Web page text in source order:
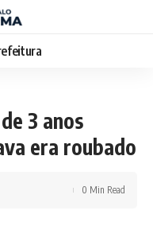
3 anos
era roubado
0 Min Read